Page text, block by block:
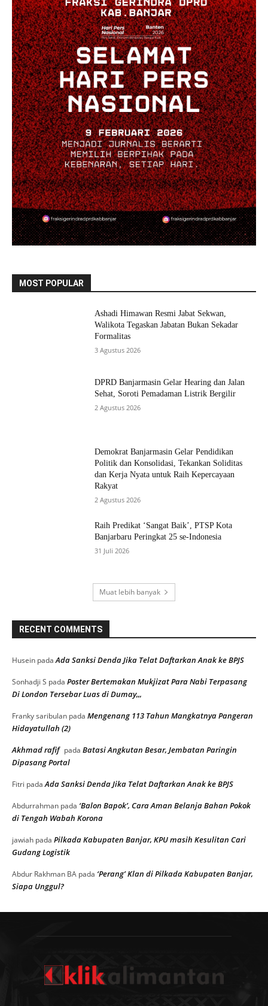
MOST POPULAR
Ashadi Himawan Resmi Jabat Sekwan,
Walikota Tegaskan Jabatan Bukan Sekadar
Formalitas
3 Agustus 2026
DPRD Banjarmasin Gelar Hearing dan Jalan
Sehat, Soroti Pemadaman Listrik Bergilir
2 Agustus 2026
Demokrat Banjarmasin Gelar Pendidikan
Politik dan Konsolidasi, Tekankan Soliditas
dan Kerja Nyata untuk Raih Kepercayaan
Rakyat
2 Agustus 2026
Raih Predikat ‘Sangat Baik’, PTSP Kota
Banjarbaru Peringkat 25 se-Indonesia
31 Juli 2026
Muat lebih banyak
RECENT COMMENTS
Husein padaAda Sanksi Denda Jika Telat Daftarkan Anak ke BPJS
Sonhadji S pada Poster Bertemakan Mukjizat Para Nabi Terpasang
Di London Tersebar Luas di Dumay,,,
Franky saribulan pada Mengenang 113 Tahun Mangkatnya Pangeran
Hidayatullah (2)
Akhmad rafif pada Batasi Angkutan Besar, Jembatan Paringin
Dipasang Portal
Fitri padaAda Sanksi Denda Jika Telat Daftarkan Anak ke BPJS
Abdurrahman pada ‘Balon Bapok’, Cara Aman Belanja Bahan Pokok
di Tengah Wabah Korona
jawiah pada Pilkada Kabupaten Banjar, KPU masih Kesulitan Cari
Gudang Logistik
Abdur Rakhman BA pada ‘Perang’ Klan di Pilkada Kabupaten Banjar,
Siapa Unggul?